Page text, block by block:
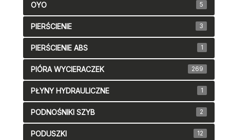
OYO 5
PIERŚCIENIE 3
PIERŚCIENIE ABS 1
PIÓRA WYCIERACZEK 269
PŁYNY HYDRAULICZNE 1
PODNOŚNIKI SZYB 2
PODUSZKI 12